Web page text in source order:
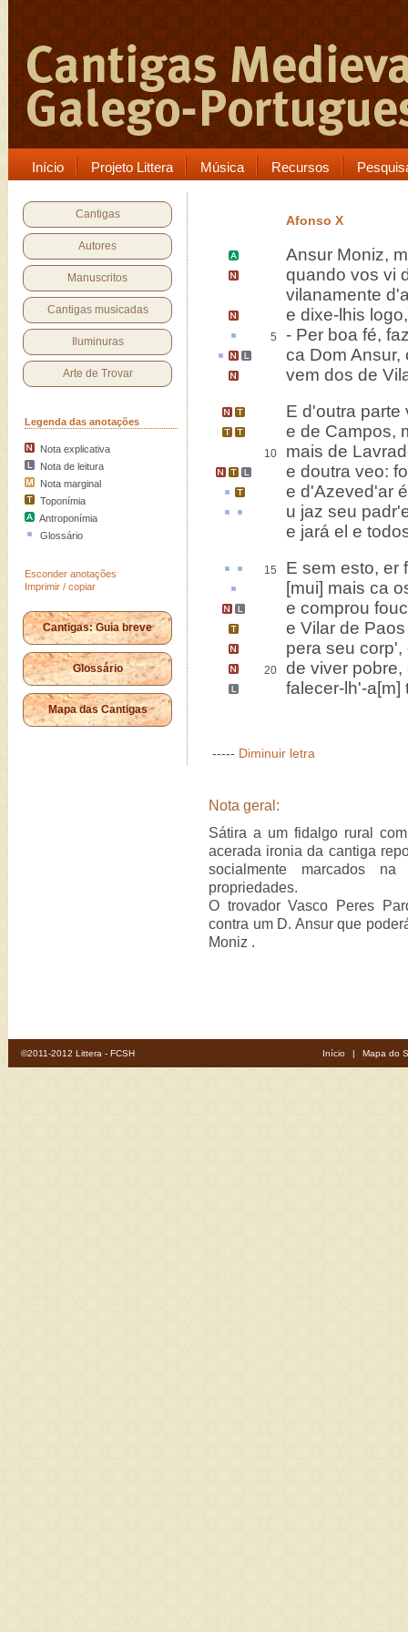
Início Projeto Littera Música Recursos
Cantigas
Autores
Manuscritos
Cantigas musicadas
Iluminuras
Arte de Trovar
Legenda das anotações
Nota explicativa
Nota de leitura
Nota marginal
Toponímia
Antroponímia
Glossário
Esconder anotações
Imprimir / copiar
Cantigas: Guia breve
Glossário
Mapa das Cantigas
Afonso X
Ansur Moniz,
quando vos vi
vilanamente
e dixe-lhis
5 - Per boa fé,
ca Dom Ansur,
vem dos de
E d'outra parte
e de Campos,
10
mais de
e doutra veo:
e d'Azeved'ar
u jaz seu
e jará el e
15 E sem esto, er
[mui] mais ca
e comprou
e Vilar de Paos
pera seu corp',
20 de viver pobre,
falecer-lh'-a[m]
----- Diminuir letra
Nota geral:
Sátira a um fidalgo rural
acerada ironia da cantiga
socialmente marcados
propriedades.
O trovador Vasco Peres
contra um D. Ansur que
Moniz .
©2011-2012 Littera - FCSH Início | Mapa do